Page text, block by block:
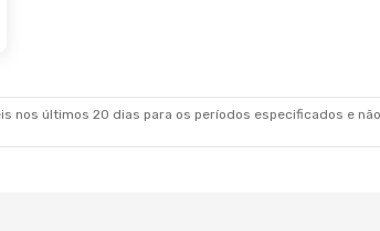
nos últimos 20 dias para os períodos especificados e